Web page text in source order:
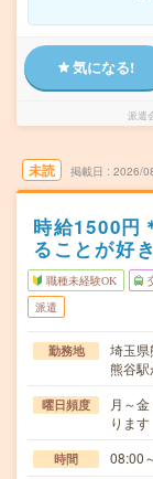
気になる!
派遣
未読 掲載日 2026/
時給1500円
ることが好
職種未経験OK
派遣
勤務地
埼玉
熊谷
曜日頻度
月～
ります
時間 08:00